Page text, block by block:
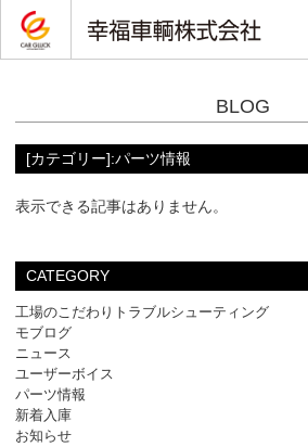
BLOG
[カテゴリー]:パーツ情報
表示できる記事はありません。
CATEGORY
工場のこだわりトラブルシューティング
モブログ
ニュース
ユーザーボイス
パーツ情報
新着入庫
お知らせ